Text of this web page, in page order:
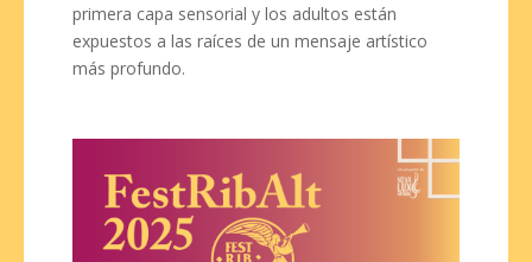
primera capa sensorial y los adultos están
expuestos a las raíces de un mensaje artístico
más profundo.